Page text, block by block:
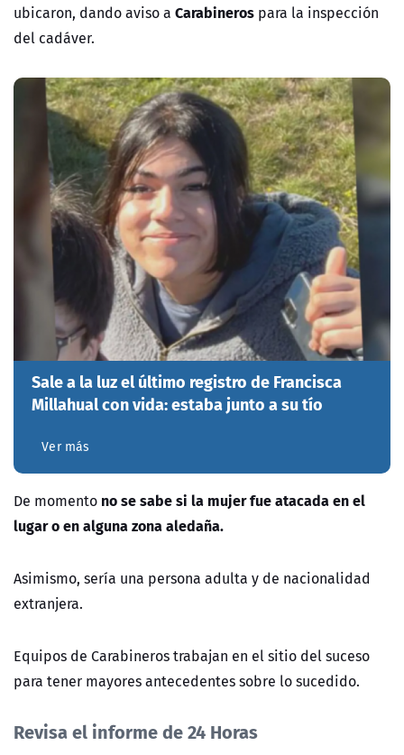
ubicaron, dando aviso a Carabineros para la inspección
del cadáver.
Sale a la luz el último registro de Francisca
Millahual con vida: estaba junto a su tío
Ver más
De momento no se sabe si la mujer fue atacada en el
lugar o en alguna zona aledaña.
Asimismo, sería una persona adulta y de nacionalidad
extranjera.
Equipos de Carabineros trabajan en el sitio del suceso
para tener mayores antecedentes sobre lo sucedido.
Revisa el informe de 24 Horas